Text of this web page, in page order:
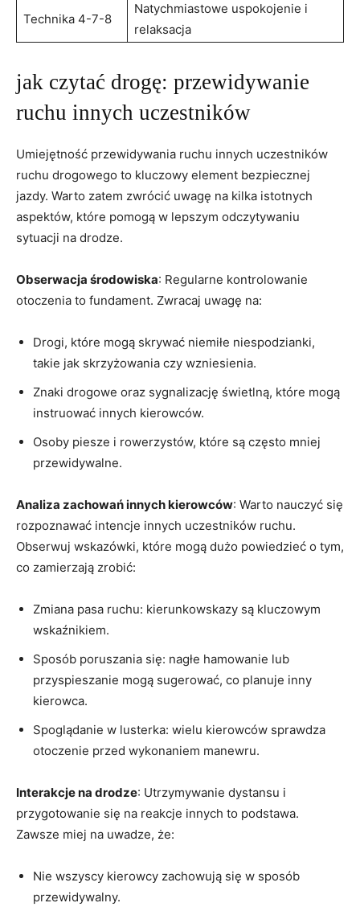
Technika 4-7-8
Natychmiastowe uspokojenie i
relaksacja
jak czytać drogę: przewidywanie
ruchu innych uczestników
Umiejętność przewidywania ruchu innych uczestników
ruchu drogowego to kluczowy element bezpiecznej
jazdy. Warto zatem zwrócić uwagę na kilka istotnych
aspektów, które pomogą w lepszym odczytywaniu
sytuacji na drodze.
Obserwacja środowiska: Regularne kontrolowanie
otoczenia to fundament. Zwracaj uwagę na:
Drogi, które mogą skrywać niemiłe niespodzianki,
takie jak skrzyżowania czy wzniesienia.
Znaki drogowe oraz sygnalizację świetlną, które mogą
instruować innych kierowców.
Osoby piesze i rowerzystów, które są często mniej
przewidywalne.
Analiza zachowań innych kierowców: Warto nauczyć się
rozpoznawać intencje innych uczestników ruchu.
Obserwuj wskazówki, które mogą dużo powiedzieć o tym,
co zamierzają zrobić:
Zmiana pasa ruchu: kierunkowskazy są kluczowym
wskaźnikiem.
Sposób poruszania się: nagłe hamowanie lub
przyspieszanie mogą sugerować, co planuje inny
kierowca.
Spoglądanie w lusterka: wielu kierowców sprawdza
otoczenie przed wykonaniem manewru.
Interakcje na drodze: Utrzymywanie dystansu i
przygotowanie się na reakcje innych to podstawa.
Zawsze miej na uwadze, że:
Nie wszyscy kierowcy zachowują się w sposób
przewidywalny.